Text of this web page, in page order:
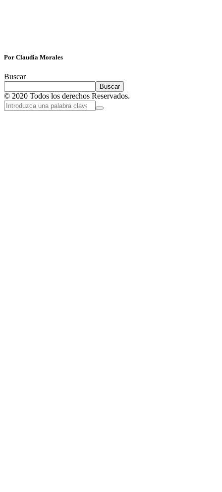
Por Claudia Morales
Buscar
Buscar
© 2020 Todos los derechos Reservados.